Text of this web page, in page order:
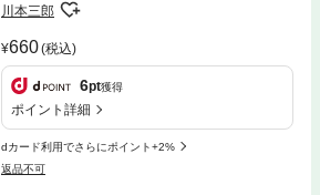
川本三郎
660(税込)
6pt獲得
ポイント詳細
dカード利用でさらにポイント+2%
返品不可